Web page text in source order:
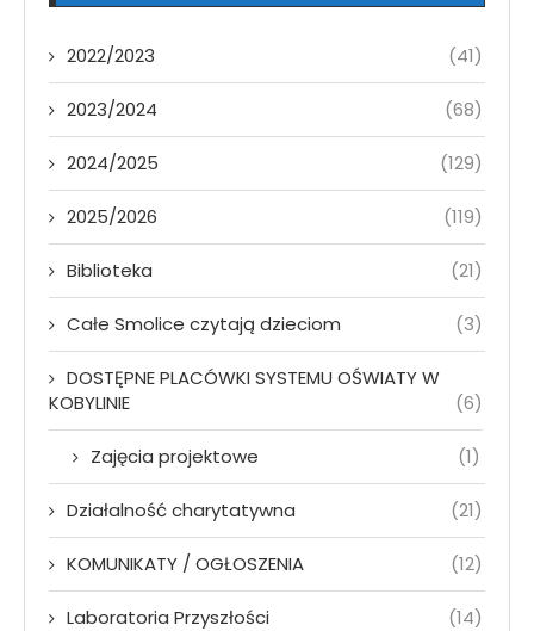
2022/2023 (41)
2023/2024 (68)
2024/2025 (129)
2025/2026 (119)
Biblioteka (21)
Całe Smolice czytają dzieciom (3)
DOSTĘPNE PLACÓWKI SYSTEMU OŚWIATY W
KOBYLINIE
(6)
Zajęcia projektowe (1)
Działalność charytatywna (21)
KOMUNIKATY / OGŁOSZENIA (12)
Laboratoria Przyszłości (14)